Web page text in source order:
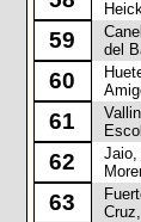
59
del
60
61
62
Jaio,
63